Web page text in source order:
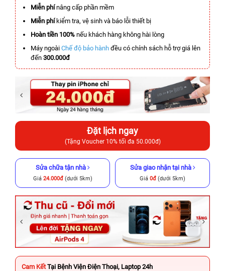
Miễn phínâng cấp phần mềm
Miễn phíkiểm tra, vệ sinh và báo lỗi thiết bị
Hoàn tiền 100% nếu khách hàng không hài lòng
Máy ngoài Chế độ bảo hành đều có chính sách hỗ trợ giá lên
đến 300.000đ
Đặt lịch ngay
(Tặng Voucher 10% tối đa 50.000đ)
Sửa chữa tận nhà
Giá 24.000đ(dưới 5km)
Sửa giao nhận tại nhà
Giá 0đ (dưới 5km)
Cam Kết Tại Bệnh Viện Điện Thoại, Laptop 24h